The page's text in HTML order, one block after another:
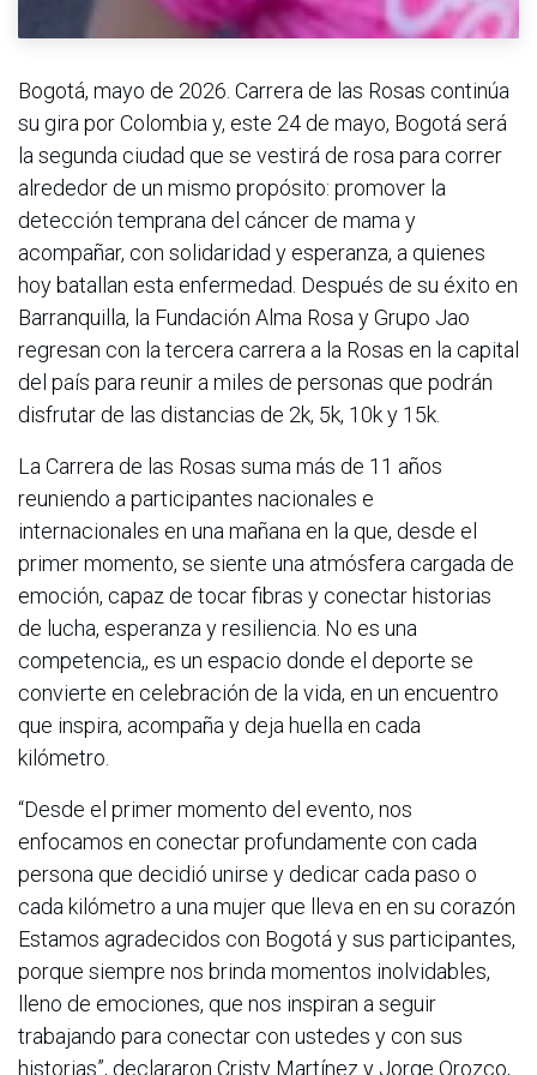
Bogotá, mayo de 2026. Carrera de las Rosas continúa
su gira por Colombia y, este 24 de mayo, Bogotá será
la segunda ciudad que se vestirá de rosa para correr
alrededor de un mismo propósito: promover la
detección temprana del cáncer de mama y
acompañar, con solidaridad y esperanza, a quienes
hoy batallan esta enfermedad. Después de su éxito en
Barranquilla, la Fundación Alma Rosa y Grupo Jao
regresan con la tercera carrera a la Rosas en la capital
del país para reunir a miles de personas que podrán
disfrutar de las distancias de 2k, 5k, 10k y 15k.
La Carrera de las Rosas suma más de 11 años
reuniendo a participantes nacionales e
internacionales en una mañana en la que, desde el
primer momento, se siente una atmósfera cargada de
emoción, capaz de tocar fibras y conectar historias
de lucha, esperanza y resiliencia. No es una
competencia,, es un espacio donde el deporte se
convierte en celebración de la vida, en un encuentro
que inspira, acompaña y deja huella en cada
kilómetro.
“Desde el primer momento del evento, nos
enfocamos en conectar profundamente con cada
persona que decidió unirse y dedicar cada paso o
cada kilómetro a una mujer que lleva en en su corazón
Estamos agradecidos con Bogotá y sus participantes,
porque siempre nos brinda momentos inolvidables,
lleno de emociones, que nos inspiran a seguir
trabajando para conectar con ustedes y con sus
historias”, declararon Cristy Martínez y Jorge Orozco,